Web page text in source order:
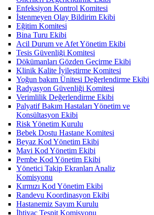
Enfeksiyon Kontrol Komitesi
İstenmeyen Olay Bildirim Ekibi
Eğitim Komitesi
Bina Turu Ekibi
Acil Durum ve Afet Yönetim Ekibi
Tesis Güvenliği Komitesi
Dökümanları Gözden Geçirme Ekibi
Klinik Kalite İyileştirme Komitesi
Yoğun bakım Ünitesi Değerlendirme Ekibi
Radyasyon Güvenliği Komitesi
Verimlilik Değerlendirme Ekibi
Palyatif Bakım Hastaları Yönetim ve
Konsültasyon Ekibi
Risk Yönetim Kurulu
Bebek Dostu Hastane Komitesi
Beyaz Kod Yönetim Ekibi
Mavi Kod Yönetim Ekibi
Pembe Kod Yönetim Ekibi
Yönetici Takip Ekranları Analiz
Komisyonu
Kırmızı Kod Yönetim Ekibi
Randevu Koordinasyon Ekibi
Hastanemiz Sayım Kurulu
İhtiyaç Tespit Komisyonu